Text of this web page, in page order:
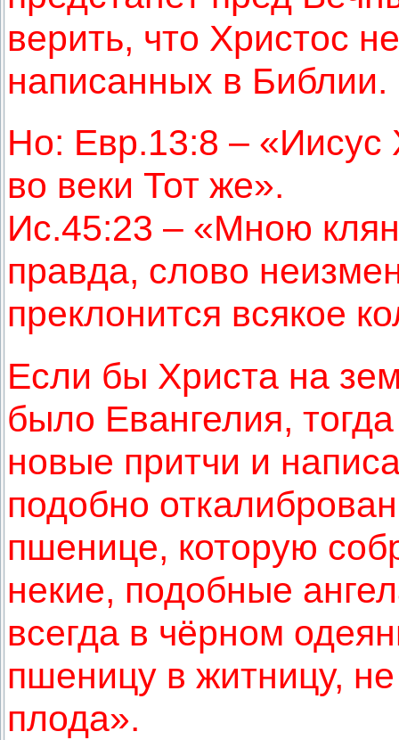
верить, что Христос
написанных в Библии.
Но: Евр.13:8 – «Иисус
во веки Тот же».
Ис.45:23 – «Мною
правда, слово
преклонится всякое
Если бы Христа на
было Евангелия,
новые притчи и
подобно
пшенице, которую
некие, подобные
всегда в чёрном
пшеницу в житницу,
плода».